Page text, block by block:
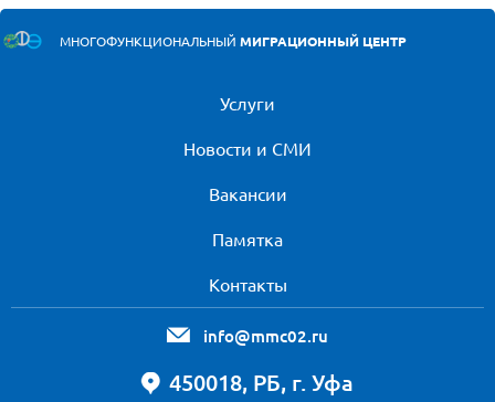
МНОГОФУНКЦИОНАЛЬНЫЙ МИГРАЦИОННЫЙ ЦЕНТР
Услуги
Новости и СМИ
Вакансии
Памятка
Контакты
info@mmc02.ru
450018, РБ, г. Уфа